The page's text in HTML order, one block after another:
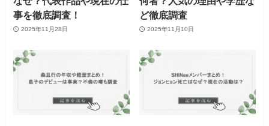
事を徹底調査！
2025年11月28日
ど徹底調査
2025年11月10日